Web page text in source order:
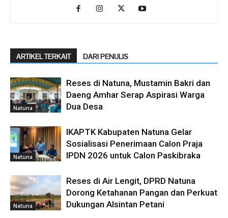
ARTIKEL TERKAIT DARI PENULIS
Natuna
Reses di Natuna, Mustamin Bakri dan
Daeng Amhar Serap Aspirasi Warga
Dua Desa
Natuna
IKAPTK Kabupaten Natuna Gelar
Sosialisasi Penerimaan Calon Praja
IPDN 2026 untuk Calon Paskibraka
Natuna
Reses di Air Lengit, DPRD Natuna
Dorong Ketahanan Pangan dan Perkuat
Dukungan Alsintan Petani